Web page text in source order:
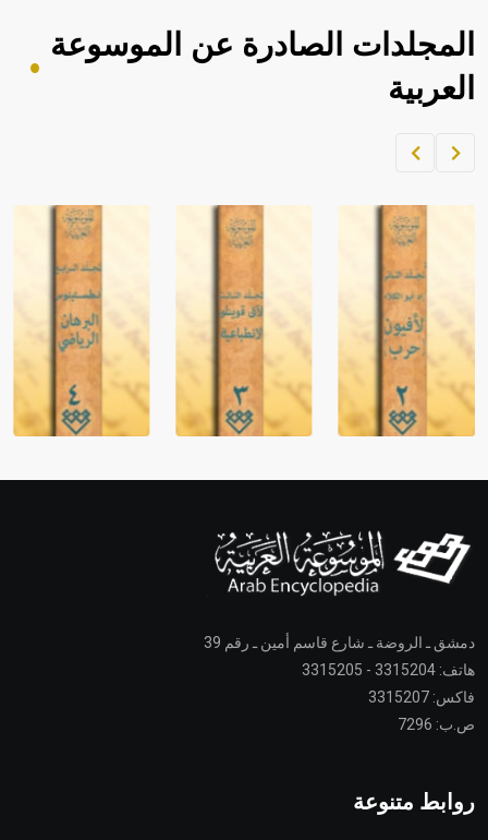
المجلدات الصادرة عن الموسوعة
العربية
دمشق ـ الروضة ـ شارع قاسم أمين ـ رقم 39
هاتف: 3315204 - 3315205
فاكس: 3315207
ص.ب: 7296
روابط متنوعة